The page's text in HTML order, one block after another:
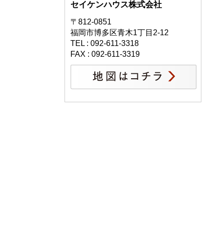
セイケンハウス株式会社
〒812-0851
福岡市博多区青木1丁目2-12
TEL : 092-611-3318
FAX : 092-611-3319